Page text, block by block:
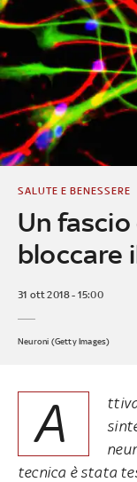
Un
bloccare
SALUTE E BENESSERE
31 ott 2018 - 15:00
Neuroni (Getty Images)
A
tecnica è stata